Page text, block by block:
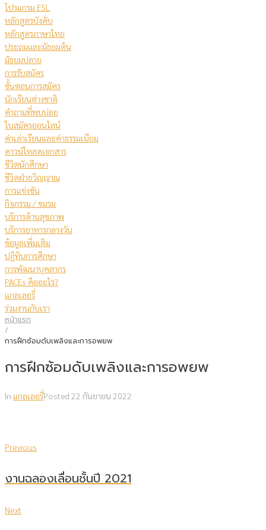
โปรแกรม ESL
หลักสูตรบังคับ
หลักสูตรภาษาไทย
ประถมและมัธยมต้น
มัธยมปลาย
การรับสมัคร
ขั้นตอนการสมัคร
นักเรียนต่างชาติ
คําถามที่พบบ่อย
ใบสมัครออนไลน์
ค่าเล่าเรียนและค่าธรรมเนียม
ดาวน์โหลดเอกสาร
ชีวิตนักศึกษา
ชีวิตฝ่ายวิญญาณ
การแข่งขัน
กิจกรรม / ชมรม
บริการด้านสุขภาพ
บริการอาหารกลางวัน
ข้อมูลเพิ่มเติม
ปฏิทินการศึกษา
การพัฒนาบุคลากร
PACEs คืออะไร?
แกลเลอรี่
ร่วมงานกับเรา
หน้าแรก
/
การฝึกซ้อมดับเพลิงและการอพยพ
การฝึกซ้อมดับเพลิงและการอพยพ
In แกลเลอรี่Posted 22 กันยายน 2022
แนะแนว
Previous
Previous
งานฉลองเลื่อนชั้นปี 2021
Next
Next